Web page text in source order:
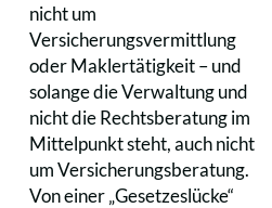
nicht um
Versicherungsvermittlung
oder Maklertätigkeit – und
solange die Verwaltung und
nicht die Rechtsberatung im
Mittelpunkt steht, auch nicht
um Versicherungsberatung.
Von einer „Gesetzeslücke“